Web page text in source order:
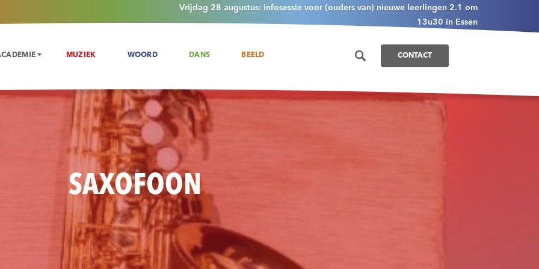
Vrijdag 28 augustus: infosessie voor (ouders van) nieuwe leerlingen 2.1 om
13u30 in Essen
MUZIEK WOORD DANS BEELD CONTACT
SAXOFOON